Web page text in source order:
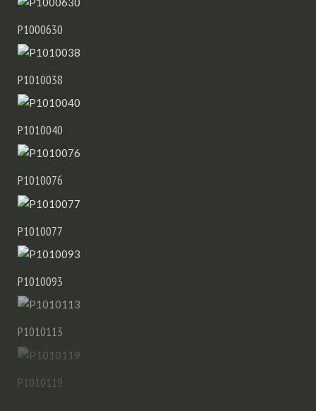
P1000630
P1010038
P1010040
P1010076
P1010077
P1010093
P1010113
P1010119